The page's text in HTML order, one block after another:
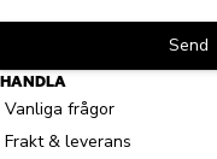
Send
HANDLA
Vanliga frågor
Frakt & leverans